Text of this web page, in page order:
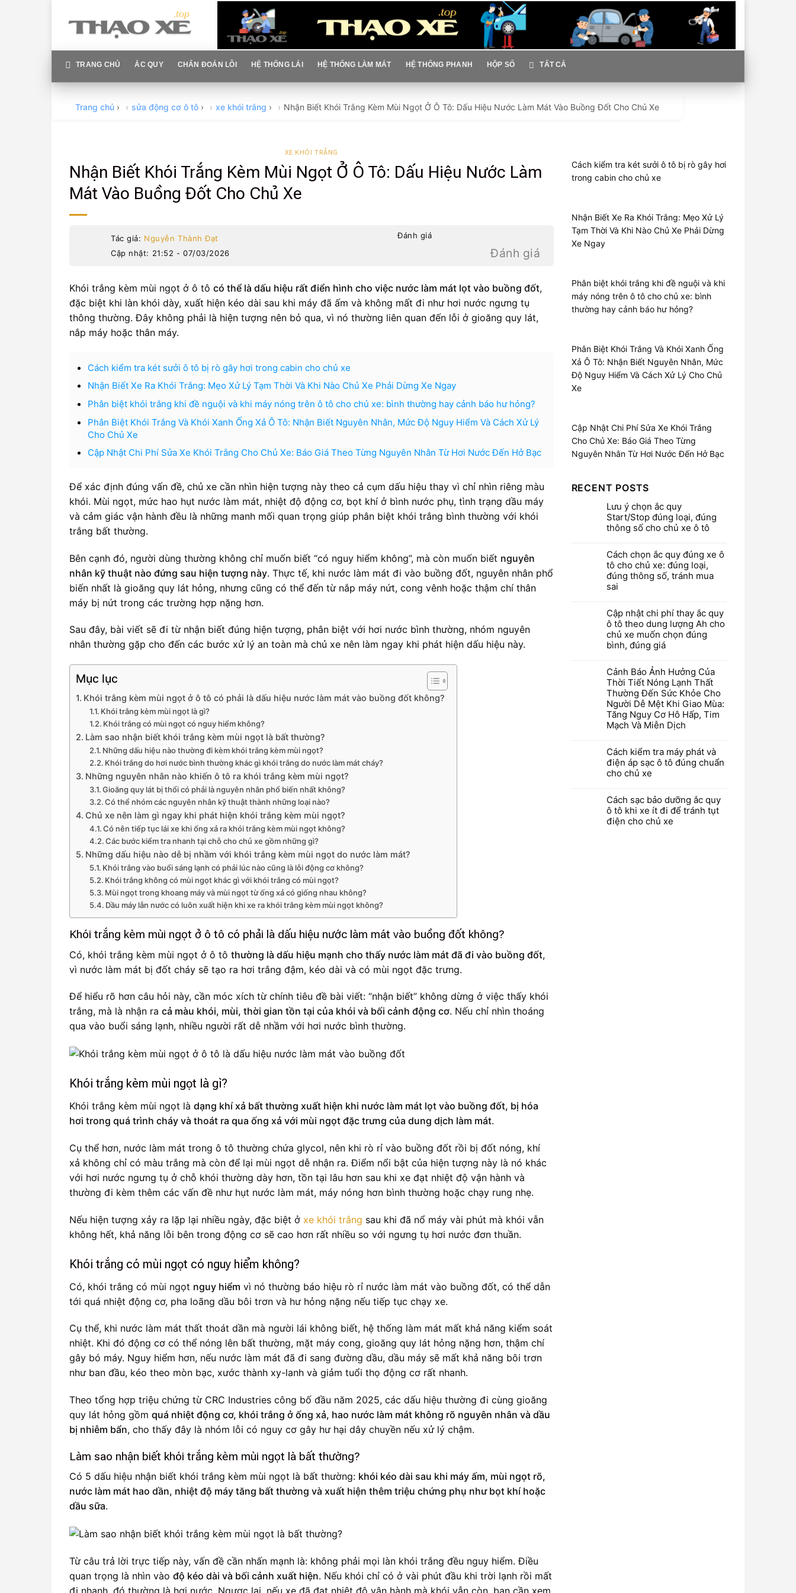
content
TRANG CHỦ ẮC QUY CHẨN ĐOÁN LỖI HỆ THỐNG LÁI HỆ THỐNG LÀM MÁT HỆ THỐNG PHANH HỘP SỐ TẤT CẢ
Trang chủ › sửa động cơ ô tô › xe khói trắng › Nhận Biết Khói Trắng Kèm Mùi Ngọt Ở Ô Tô: Dấu Hiệu Nước Làm Mát Vào Buồng Đốt Cho Chủ Xe
XE KHÓI TRẮNG
Nhận Biết Khói Trắng Kèm Mùi Ngọt Ở Ô Tô: Dấu Hiệu Nước Làm
Mát Vào Buồng Đốt Cho Chủ Xe
Tác giả: Nguyễn Thành Đạt
Cập nhật: 21:52 - 07/03/2026
Đánh giá
Đánh giá
Khói trắng kèm mùi ngọt ở ô tô có thể là dấu hiệu rất điển hình cho việc nước làm mát lọt vào buồng đốt,
đặc biệt khi làn khói dày, xuất hiện kéo dài sau khi máy đã ấm và không mất đi như hơi nước ngưng tụ
thông thường. Đây không phải là hiện tượng nên bỏ qua, vì nó thường liên quan đến lỗi ở gioăng quy lát,
nắp máy hoặc thân máy.
Cách kiểm tra két sưởi ô tô bị rò gây hơi trong cabin cho chủ xe
Nhận Biết Xe Ra Khói Trắng: Mẹo Xử Lý Tạm Thời Và Khi Nào Chủ Xe Phải Dừng Xe Ngay
Phân biệt khói trắng khi đề nguội và khi máy nóng trên ô tô cho chủ xe: bình thường hay cảnh báo hư hỏng?
Phân Biệt Khói Trắng Và Khói Xanh Ống Xả Ô Tô: Nhận Biết Nguyên Nhân, Mức Độ Nguy Hiểm Và Cách Xử Lý
Cho Chủ Xe
Cập Nhật Chi Phí Sửa Xe Khói Trắng Cho Chủ Xe: Báo Giá Theo Từng Nguyên Nhân Từ Hơi Nước Đến Hở Bạc
Để xác định đúng vấn đề, chủ xe cần nhìn hiện tượng này theo cả cụm dấu hiệu thay vì chỉ nhìn riêng màu
khói. Mùi ngọt, mức hao hụt nước làm mát, nhiệt độ động cơ, bọt khí ở bình nước phụ, tình trạng dầu máy
và cảm giác vận hành đều là những manh mối quan trọng giúp phân biệt khói trắng bình thường với khói
trắng bất thường.
Bên cạnh đó, người dùng thường không chỉ muốn biết “có nguy hiểm không”, mà còn muốn biết nguyên
nhân kỹ thuật nào đứng sau hiện tượng này. Thực tế, khi nước làm mát đi vào buồng đốt, nguyên nhân phổ
biến nhất là gioăng quy lát hỏng, nhưng cũng có thể đến từ nắp máy nứt, cong vênh hoặc thậm chí thân
máy bị nứt trong các trường hợp nặng hơn.
Sau đây, bài viết sẽ đi từ nhận biết đúng hiện tượng, phân biệt với hơi nước bình thường, nhóm nguyên
nhân thường gặp cho đến các bước xử lý an toàn mà chủ xe nên làm ngay khi phát hiện dấu hiệu này.
Mục lục
Khói trắng kèm mùi ngọt ở ô tô có phải là dấu hiệu nước làm mát vào buồng đốt không?
Khói trắng kèm mùi ngọt là gì?
Khói trắng có mùi ngọt có nguy hiểm không?
Làm sao nhận biết khói trắng kèm mùi ngọt là bất thường?
Những dấu hiệu nào thường đi kèm khói trắng kèm mùi ngọt?
Khói trắng do hơi nước bình thường khác gì khói trắng do nước làm mát cháy?
Những nguyên nhân nào khiến ô tô ra khói trắng kèm mùi ngọt?
Gioăng quy lát bị thổi có phải là nguyên nhân phổ biến nhất không?
Có thể nhóm các nguyên nhân kỹ thuật thành những loại nào?
Chủ xe nên làm gì ngay khi phát hiện khói trắng kèm mùi ngọt?
Có nên tiếp tục lái xe khi ống xả ra khói trắng kèm mùi ngọt không?
Các bước kiểm tra nhanh tại chỗ cho chủ xe gồm những gì?
Những dấu hiệu nào dễ bị nhầm với khói trắng kèm mùi ngọt do nước làm mát?
Khói trắng vào buổi sáng lạnh có phải lúc nào cũng là lỗi động cơ không?
Khói trắng không có mùi ngọt khác gì với khói trắng có mùi ngọt?
Mùi ngọt trong khoang máy và mùi ngọt từ ống xả có giống nhau không?
Dầu máy lẫn nước có luôn xuất hiện khi xe ra khói trắng kèm mùi ngọt không?
Khói trắng kèm mùi ngọt ở ô tô có phải là dấu hiệu nước làm mát vào buồng đốt không?
Có, khói trắng kèm mùi ngọt ở ô tô thường là dấu hiệu mạnh cho thấy nước làm mát đã đi vào buồng đốt,
vì nước làm mát bị đốt cháy sẽ tạo ra hơi trắng đậm, kéo dài và có mùi ngọt đặc trưng.
Để hiểu rõ hơn câu hỏi này, cần móc xích từ chính tiêu đề bài viết: “nhận biết” không dừng ở việc thấy khói
trắng, mà là nhận ra cả màu khói, mùi, thời gian tồn tại của khói và bối cảnh động cơ. Nếu chỉ nhìn thoáng
qua vào buổi sáng lạnh, nhiều người rất dễ nhầm với hơi nước bình thường.
Khói trắng kèm mùi ngọt là gì?
Khói trắng kèm mùi ngọt là dạng khí xả bất thường xuất hiện khi nước làm mát lọt vào buồng đốt, bị hóa
hơi trong quá trình cháy và thoát ra qua ống xả với mùi ngọt đặc trưng của dung dịch làm mát.
Cụ thể hơn, nước làm mát trong ô tô thường chứa glycol, nên khi rò rỉ vào buồng đốt rồi bị đốt nóng, khí
xả không chỉ có màu trắng mà còn để lại mùi ngọt dễ nhận ra. Điểm nổi bật của hiện tượng này là nó khác
với hơi nước ngưng tụ ở chỗ khói thường dày hơn, tồn tại lâu hơn sau khi xe đạt nhiệt độ vận hành và
thường đi kèm thêm các vấn đề như hụt nước làm mát, máy nóng hơn bình thường hoặc chạy rung nhẹ.
Nếu hiện tượng xảy ra lặp lại nhiều ngày, đặc biệt ở xe khói trắng sau khi đã nổ máy vài phút mà khói vẫn
không hết, khả năng lỗi bên trong động cơ sẽ cao hơn rất nhiều so với ngưng tụ hơi nước đơn thuần.
Khói trắng có mùi ngọt có nguy hiểm không?
Có, khói trắng có mùi ngọt nguy hiểm vì nó thường báo hiệu rò rỉ nước làm mát vào buồng đốt, có thể dẫn
tới quá nhiệt động cơ, pha loãng dầu bôi trơn và hư hỏng nặng nếu tiếp tục chạy xe.
Cụ thể, khi nước làm mát thất thoát dần mà người lái không biết, hệ thống làm mát mất khả năng kiểm soát
nhiệt. Khi đó động cơ có thể nóng lên bất thường, mặt máy cong, gioăng quy lát hỏng nặng hơn, thậm chí
gây bó máy. Nguy hiểm hơn, nếu nước làm mát đã đi sang đường dầu, dầu máy sẽ mất khả năng bôi trơn
như ban đầu, kéo theo mòn bạc, xước thành xy-lanh và giảm tuổi thọ động cơ rất nhanh.
Theo tổng hợp triệu chứng từ CRC Industries công bố đầu năm 2025, các dấu hiệu thường đi cùng gioăng
quy lát hỏng gồm quá nhiệt động cơ, khói trắng ở ống xả, hao nước làm mát không rõ nguyên nhân và dầu
bị nhiễm bẩn, cho thấy đây là nhóm lỗi có nguy cơ gây hư hại dây chuyền nếu xử lý chậm.
Làm sao nhận biết khói trắng kèm mùi ngọt là bất thường?
Có 5 dấu hiệu nhận biết khói trắng kèm mùi ngọt là bất thường: khói kéo dài sau khi máy ấm, mùi ngọt rõ,
nước làm mát hao dần, nhiệt độ máy tăng bất thường và xuất hiện thêm triệu chứng phụ như bọt khí hoặc
dầu sữa.
Từ câu trả lời trực tiếp này, vấn đề cần nhấn mạnh là: không phải mọi làn khói trắng đều nguy hiểm. Điều
quan trọng là nhìn vào độ kéo dài và bối cảnh xuất hiện. Nếu khói chỉ có ở vài phút đầu khi trời lạnh rồi mất
Cách kiểm tra két sưởi ô tô bị rò gây hơi
trong cabin cho chủ xe
Nhận Biết Xe Ra Khói Trắng: Mẹo Xử Lý
Tạm Thời Và Khi Nào Chủ Xe Phải Dừng
Xe Ngay
Phân biệt khói trắng khi đề nguội và khi
máy nóng trên ô tô cho chủ xe: bình
thường hay cảnh báo hư hỏng?
Phân Biệt Khói Trắng Và Khói Xanh Ống
Xả Ô Tô: Nhận Biết Nguyên Nhân, Mức
Độ Nguy Hiểm Và Cách Xử Lý Cho Chủ
Xe
Cập Nhật Chi Phí Sửa Xe Khói Trắng
Cho Chủ Xe: Báo Giá Theo Từng
Nguyên Nhân Từ Hơi Nước Đến Hở Bạc
RECENT POSTS
Lưu ý chọn ắc quy
Start/Stop đúng loại, đúng
thông số cho chủ xe ô tô
Cách chọn ắc quy đúng xe ô
tô cho chủ xe: đúng loại,
đúng thông số, tránh mua
sai
Cập nhật chi phí thay ắc quy
ô tô theo dung lượng Ah cho
chủ xe muốn chọn đúng
bình, đúng giá
Cảnh Báo Ảnh Hưởng Của
Thời Tiết Nóng Lạnh Thất
Thường Đến Sức Khỏe Cho
Người Dễ Mệt Khi Giao Mùa:
Tăng Nguy Cơ Hô Hấp, Tim
Mạch Và Miễn Dịch
Cách kiểm tra máy phát và
điện áp sạc ô tô đúng chuẩn
cho chủ xe
Cách sạc bảo dưỡng ắc quy
ô tô khi xe ít đi để tránh tụt
điện cho chủ xe